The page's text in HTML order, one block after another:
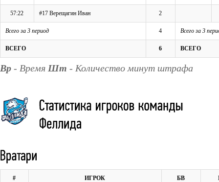
57:22 #17 Верещагин Иван 2
Всего за 3 период 4 Всего за 3
ВСЕГО 6 ВСЕГО
Вр - Время Шт - Количество минут штрафа
# ИГРОК БВ